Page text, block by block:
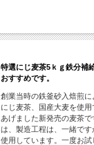
特選にじ麦茶5ｋｇ鉄分
おすすめです。
創業当時の鉄釜砂入焙煎
にじ麦茶、国産大麦を使
あげました新発売の麦茶
は、製造工程は、一緒で
使用しています。一度お